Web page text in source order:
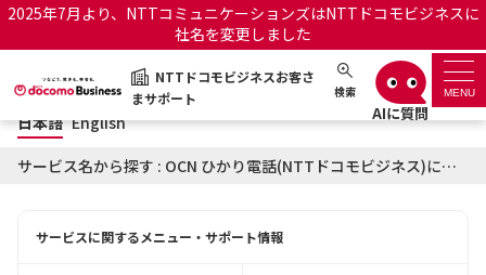
2025年7月より、NTTコミュニケーションズはNTTドコモビジネスに
社名を変更しました
NTTドコモビジネスお客さ
まサポート
検索 MENU
NTTドコモビジネスお客さまサポート 日本語 English
サポートトップ
日本語 English
サービス名から探す : OCN ひかり電話(NTTドコモビジネス)に関するお知らせ
サービスに関するメニュー・サポート情報